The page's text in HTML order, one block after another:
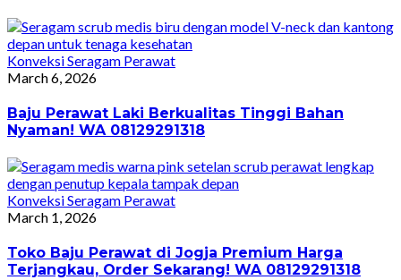
Konveksi Seragam Perawat
March 6, 2026
Baju Perawat Laki Berkualitas Tinggi Bahan
Nyaman! WA 08129291318
Konveksi Seragam Perawat
March 1, 2026
Toko Baju Perawat di Jogja Premium Harga
Terjangkau, Order Sekarang! WA 08129291318